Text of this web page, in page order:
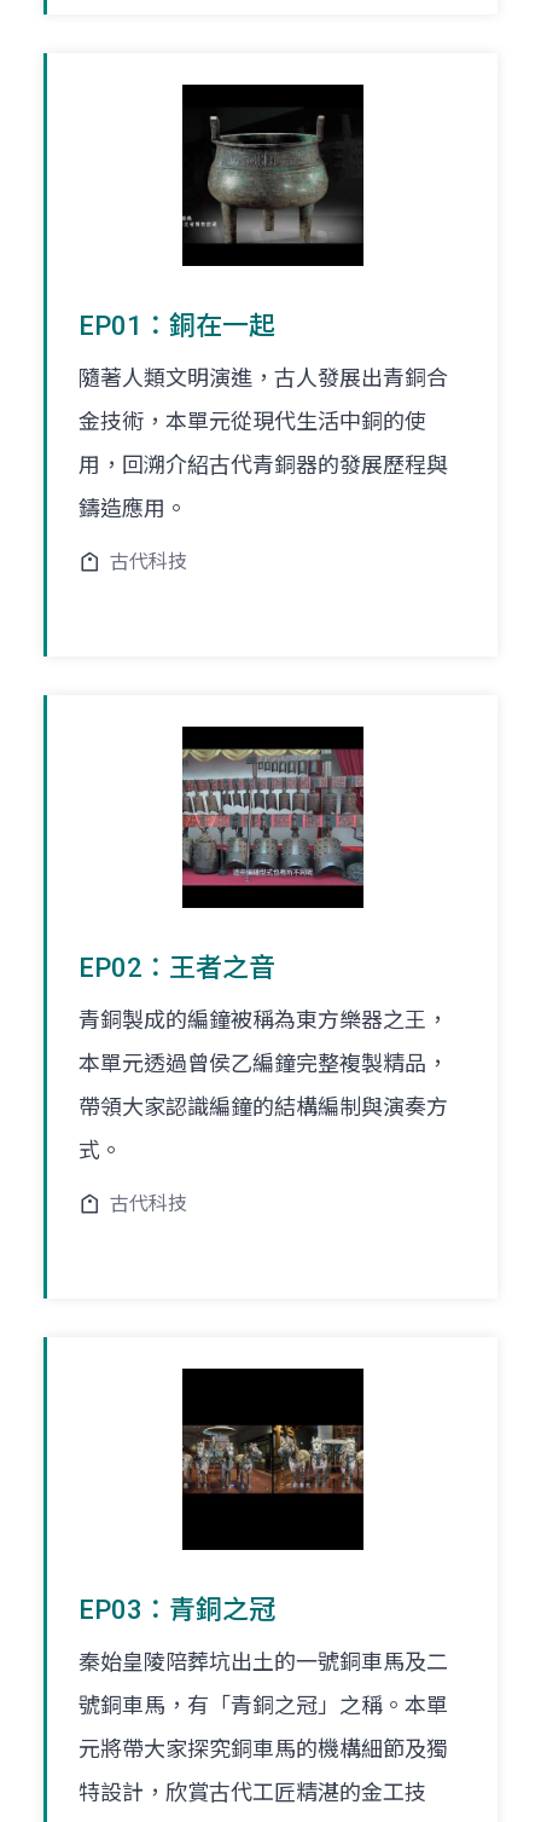
EP01：銅在一起
隨著人類文明演進，古人發展出青銅合
金技術，本單元從現代生活中銅的使
用，回溯介紹古代青銅器的發展歷程與
鑄造應用。
古代科技
EP02：王者之音
青銅製成的編鐘被稱為東方樂器之王，
本單元透過曾侯乙編鐘完整複製精品，
帶領大家認識編鐘的結構編制與演奏方
式。
古代科技
EP03：青銅之冠
秦始皇陵陪葬坑出土的一號銅車馬及二
號銅車馬，有「青銅之冠」之稱。本單
元將帶大家探究銅車馬的機構細節及獨
特設計，欣賞古代工匠精湛的金工技